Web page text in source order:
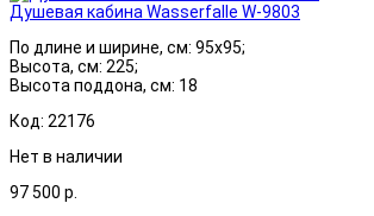
Душевая кабина Wasserfalle W-9803
По длине и ширине, см: 95x95;
Высота, см: 225;
Высота поддона, см: 18
Код: 22176
Нет в наличии
97 500 р.